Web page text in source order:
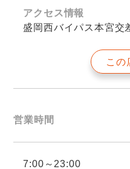
アクセス情報
盛岡西バイパス本宮交
この
営業時間
7:00～23:00